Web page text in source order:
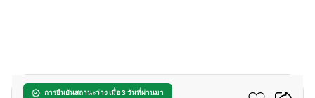
การยืนยันสถานะว่าง เมื่อ 3 วันที่ผ่านมา